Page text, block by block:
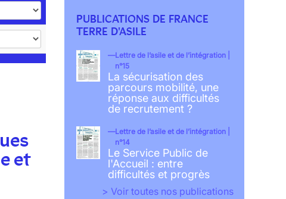
et
PUBLICATIONS DE FRANCE
TERRE D'ASILE
Lettre de l’asile et de l’intégration |
n°15
La sécurisation des
parcours mobilité, une
réponse aux difficultés
de recrutement ?
Lettre de l’asile et de l’intégration |
n°14
Le Service Public de
l'Accueil : entre
difficultés et progrès
> Voir toutes nos publications